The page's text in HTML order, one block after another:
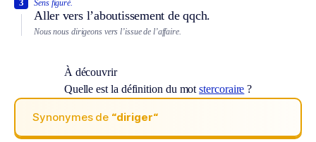
Sens figuré.
Aller vers l’aboutissement de qqch.
3
Nous nous dirigeons vers l’issue de l’affaire.
À découvrir
Quelle est la définition du motstercoraire ?
Synonymes de “diriger“